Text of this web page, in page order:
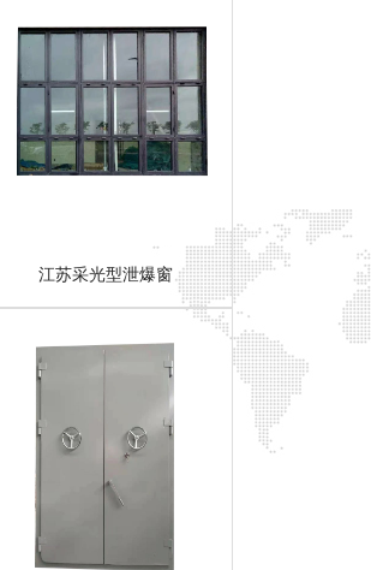
江苏采光型泄爆窗